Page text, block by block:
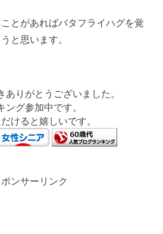
とがあればバタフライハグを覚
と思います。
ありがとうございました。
ング参加中です。
けると嬉しいです。
ポンサーリンク